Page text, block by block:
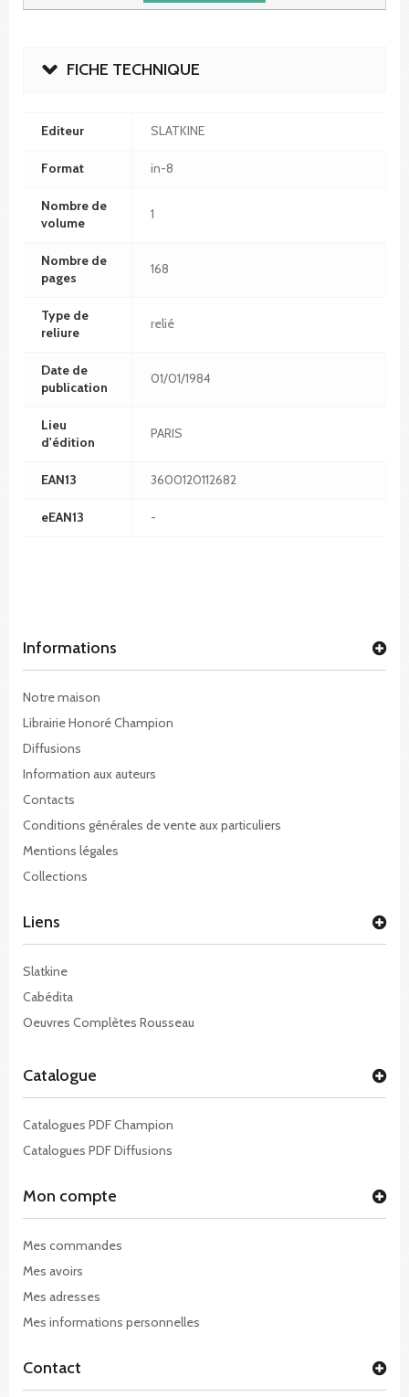
FICHE TECHNIQUE
Editeur SLATKINE
Format in-8
Nombre de
volume
1
Nombre de
pages
168
Type de
reliure
relié
Date de
publication
01/01/1984
Lieu
d'édition
PARIS
EAN13 3600120112682
eEAN13 -
Informations
Notre maison
Librairie Honoré Champion
Diffusions
Information aux auteurs
Contacts
Conditions générales de vente aux particuliers
Mentions légales
Collections
Liens
Slatkine
Cabédita
Oeuvres Complètes Rousseau
Catalogue
Catalogues PDF Champion
Catalogues PDF Diffusions
Mon compte
Mes commandes
Mes avoirs
Mes adresses
Mes informations personnelles
Contact